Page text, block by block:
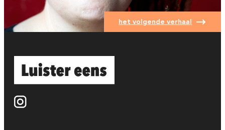
het volgende verhaal